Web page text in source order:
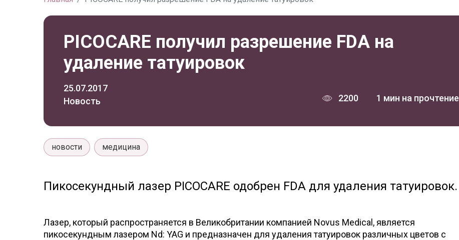
PICOCARE получил разрешение FDA на
удаление татуировок
25.07.2017
Новость
2200 1 мин на прочтение
новости медицина
Пикосекундный лазер PICOCARE одобрен FDA для удаления татуировок.
Лазер, который распространяется в Великобритании компанией Novus Medical, является
пикосекундным лазером Nd: YAG и предназначен для удаления татуировок различных цветов с